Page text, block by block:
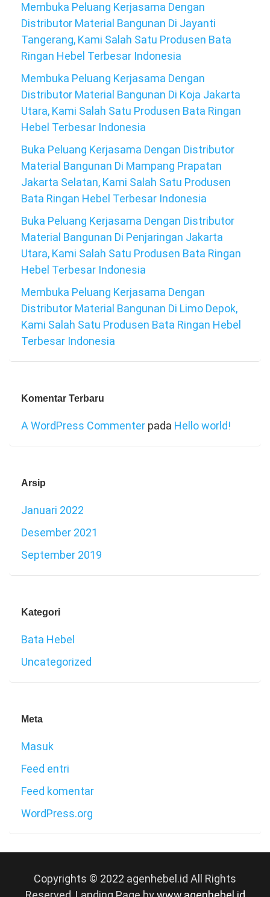
Membuka Peluang Kerjasama Dengan
Distributor Material Bangunan Di Jayanti
Tangerang, Kami Salah Satu Produsen Bata
Ringan Hebel Terbesar Indonesia
Membuka Peluang Kerjasama Dengan
Distributor Material Bangunan Di Koja Jakarta
Utara, Kami Salah Satu Produsen Bata Ringan
Hebel Terbesar Indonesia
Buka Peluang Kerjasama Dengan Distributor
Material Bangunan Di Mampang Prapatan
Jakarta Selatan, Kami Salah Satu Produsen
Bata Ringan Hebel Terbesar Indonesia
Buka Peluang Kerjasama Dengan Distributor
Material Bangunan Di Penjaringan Jakarta
Utara, Kami Salah Satu Produsen Bata Ringan
Hebel Terbesar Indonesia
Membuka Peluang Kerjasama Dengan
Distributor Material Bangunan Di Limo Depok,
Kami Salah Satu Produsen Bata Ringan Hebel
Terbesar Indonesia
Komentar Terbaru
A WordPress Commenter pada Hello world!
Arsip
Januari 2022
Desember 2021
September 2019
Kategori
Bata Hebel
Uncategorized
Meta
Masuk
Feed entri
Feed komentar
WordPress.org
Copyrights © 2022 agenhebel.id All Rights